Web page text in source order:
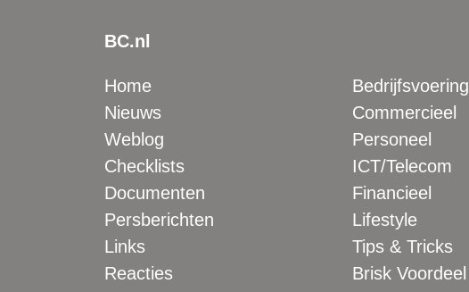
BC.nl
Home
Nieuws
Weblog
Checklists
Documenten
Persberichten
Links
Reacties
Bedrijfsvoering
Commercieel
Personeel
ICT/Telecom
Financieel
Lifestyle
Tips & Tricks
Brisk Voordeel